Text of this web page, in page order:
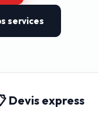
services
Devis express